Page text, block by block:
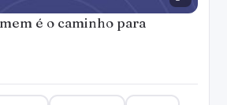
é o caminho para